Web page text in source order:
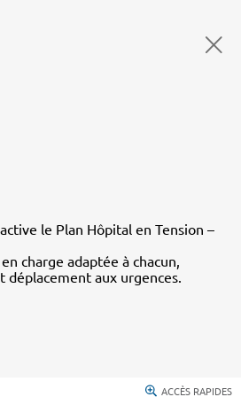
le Plan Hôpital en Tension –
charge adaptée à chacun,
déplacement aux urgences.
ACCÈS RAPIDES